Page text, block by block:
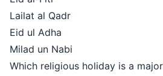
Lailat al Qadr
Eid ul Adha
Milad un Nabi
Which religious holiday is a